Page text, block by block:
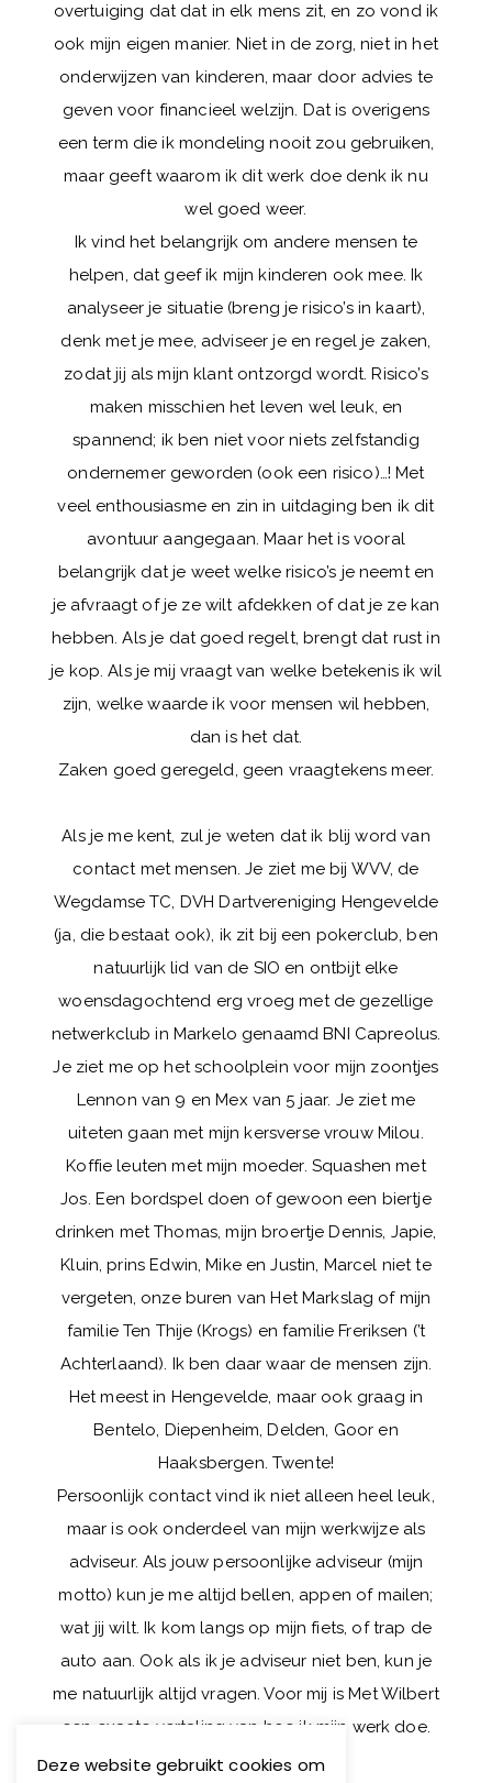
overtuiging dat dat in elk mens zit, en zo vond ik
ook mijn eigen manier. Niet in de zorg, niet in het
onderwijzen van kinderen, maar door advies te
geven voor financieel welzijn. Dat is overigens
een term die ik mondeling nooit zou gebruiken,
maar geeft waarom ik dit werk doe denk ik nu
wel goed weer.
Ik vind het belangrijk om andere mensen te
helpen, dat geef ik mijn kinderen ook mee. Ik
analyseer je situatie (breng jerisico’s in kaart),
denk met je mee, adviseer je en regel je zaken,
zodat jij als mijn klant ontzorgd wordt. Risico’s
maken misschien het leven wel leuk, en
spannend; ik ben niet voor niets zelfstandig
ondernemer geworden (ook een risico)…! Met
veel enthousiasme en zin in uitdaging ben ik dit
avontuur aangegaan. Maar het is vooral
belangrijk dat je weet welke risico’s je neemt en
je afvraagt of je ze wilt afdekken of dat je ze kan
hebben. Als je dat goed regelt, brengt dat rust in
je kop. Als je mij vraagtvan welke betekenis ik wil
zijn, welke waarde ik voor mensen wil hebben,
dan is het dat.
Zaken goed geregeld, geen vraagtekens meer.
Als je me kent, zul je weten dat ik blij word van
contact met mensen. Je ziet me bij WVV, de
Wegdamse TC, DVH Dartvereniging Hengevelde
(ja, die bestaat ook), ik zit bij een pokerclub, ben
natuurlijk lid van de SIO en ontbijt elke
woensdagochtend erg vroeg met de gezellige
netwerkclub in Markelo genaamd BNI Capreolus.
Je ziet me op het schoolplein voor mijn zoontjes
Lennon van 9 en Mex van 5 jaar. Je ziet me
uiteten gaan met mijn kersverse vrouw Milou.
Koffie leuten met mijn moeder. Squashen met
Jos. Een bordspel doen of gewoon een biertje
drinken met Thomas, mijn broertje Dennis, Japie,
Kluin, prins Edwin, Mike en Justin, Marcel niet te
vergeten, onze buren van Het Markslag of mijn
familie Ten Thije (Krogs) en familie Freriksen (’t
Achterlaand). Ik ben daar waar de mensen zijn.
Het meest in Hengevelde, maar ook graag in
Bentelo, Diepenheim, Delden, Goor en
Haaksbergen. Twente!
Persoonlijk contact vind ik niet alleen heel leuk,
maar is ook onderdeel van mijn werkwijze als
adviseur.Als jouw persoonlijke adviseur (mijn
motto) kun je me altijd bellen, appen of mailen;
wat jij wilt. Ik kom langs op mijn fiets, of trap de
auto aan. Ook als ik je adviseur niet ben, kun je
me natuurlijk altijd vragen. Voor mij is Met Wilbert
een exacte vertaling van hoe ik mijn werk doe.
Deze website gebruikt cookies om